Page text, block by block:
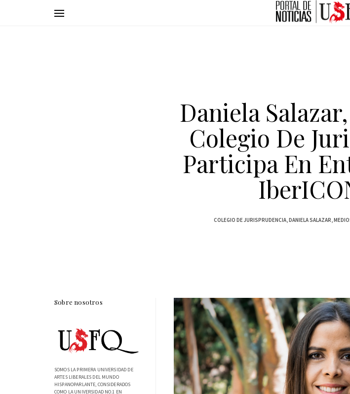
Daniela
Colegio De
Participa En
COLEGIO DE JURISPRUDENCIA DANIELA SALAZAR
Sobre nosotros
SOMOS LA PRIMERA UNIVERSIDAD DE
ARTES LIBERALES DEL MUNDO
HISPANOPARLANTE, CONSIDERADOS
COMO LA UNIVERSIDAD NO.1 EN